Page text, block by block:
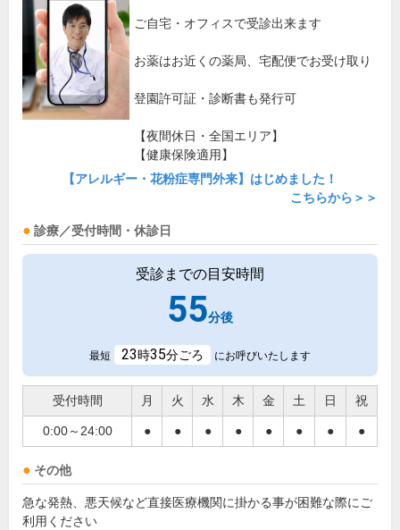
ご自宅・オフィスで受診出来ます
お薬はお近くの薬局、宅配便でお受け取り
登園許可証・診断書も発行可
【夜間休日・全国エリア】
【健康保険適用】
【アレルギー・花粉症専門外来】はじめました！
こちらから＞＞
診療／受付時間・休診日
受診までの目安時間
55分後
最短 23時35分ごろ にお呼びいたします
受付時間 月 火 水 木 金 土 日 祝
0:00～24:00 ● ● ● ● ● ● ● ●
その他
急な発熱、悪天候など直接医療機関に掛かる事が困難な際にご
利用ください